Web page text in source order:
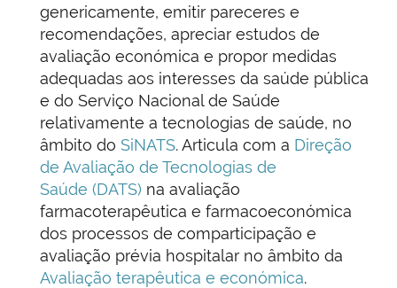
genericamente, emitir pareceres e
recomendações, apreciar estudos de
avaliação económica e propor medidas
adequadas aos interesses da saúde pública
e do Serviço Nacional de Saúde
relativamente a tecnologias de saúde, no
âmbito do SiNATS. Articula com a Direção
de Avaliação de Tecnologias de
Saúde (DATS) na avaliação
farmacoterapêutica e farmacoeconómica
dos processos de comparticipação e
avaliação prévia hospitalar no âmbito da
Avaliação terapêutica e económica.